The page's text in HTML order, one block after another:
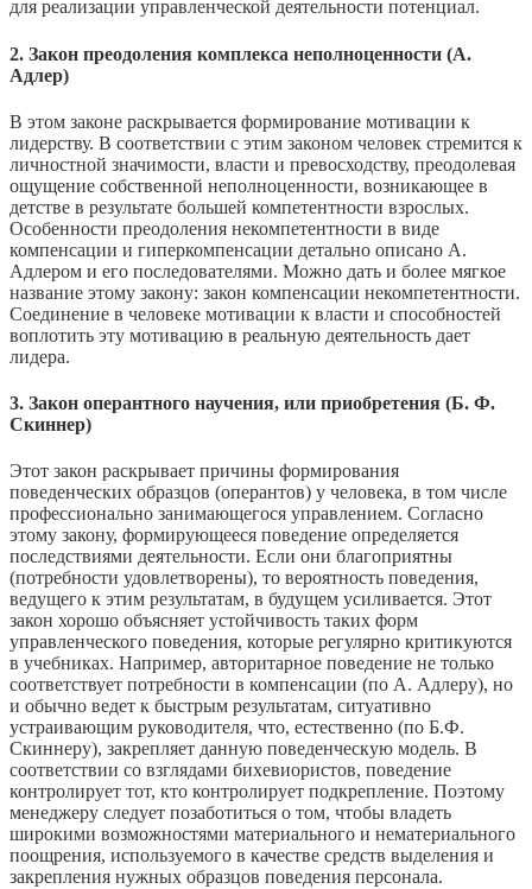
для реализации управленческой деятельности потенциал.
2. Закон преодоления комплекса неполноценности (А.
Адлер)
В этом законе раскрывается формирование мотивации к
лидерству. В соответствии с этим законом человек стремится к
личностной значимости, власти и превосходству, преодолевая
ощущение собственной неполноценности, возникающее в
детстве в результате большей компетентности взрослых.
Особенности преодоления некомпетентности в виде
компенсации и гиперкомпенсации детально описано А.
Адлером и его последователями. Можно дать и более мягкое
название этому закону: закон компенсации некомпетентности.
Соединение в человеке мотивации к власти и способностей
воплотить эту мотивацию в реальную деятельность дает
лидера.
3. Закон оперантного научения, или приобретения (Б. Ф.
Скиннер)
Этот закон раскрывает причины формирования
поведенческих образцов (оперантов) у человека, в том числе
профессионально занимающегося управлением. Согласно
этому закону, формирующееся поведение определяется
последствиями деятельности. Если они благоприятны
(потребности удовлетворены), то вероятность поведения,
ведущего к этим результатам, в будущем усиливается. Этот
закон хорошо объясняет устойчивость таких форм
управленческого поведения, которые регулярно критикуются
в учебниках. Например, авторитарное поведение не только
соответствует потребности в компенсации (по А. Адлеру), но
и обычно ведет к быстрым результатам, ситуативно
устраивающим руководителя, что, естественно (по Б.Ф.
Скиннеру), закрепляет данную поведенческую модель. В
соответствии со взглядами бихевиористов, поведение
контролирует тот, кто контролирует подкрепление. Поэтому
менеджеру следует позаботиться о том, чтобы владеть
широкими возможностями материального и нематериального
поощрения, используемого в качестве средств выделения и
закрепления нужных образцов поведения персонала.